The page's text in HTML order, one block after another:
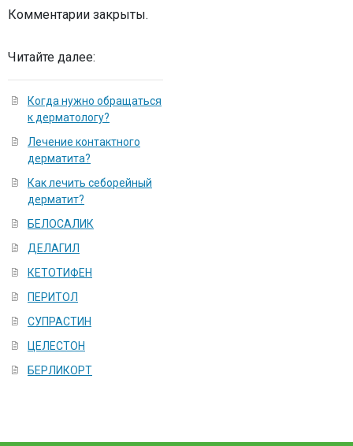
Комментарии закрыты.
Читайте далее:
Когда нужно обращаться
к дерматологу?
Лечение контактного
дерматита?
Как лечить себорейный
дерматит?
БЕЛОСАЛИК
ДЕЛАГИЛ
КЕТОТИФЕН
ПЕРИТОЛ
СУПРАСТИН
ЦЕЛЕСТОН
БЕРЛИКОРТ